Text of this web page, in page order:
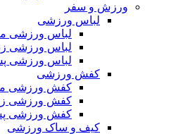
ورزش و سفر
لباس ورزشی
لباس ورزشی
لباس ورزشی
لباس ورزشی
کفش ورزشی
کفش ورزشی
کفش ورزشی
کفش ورزشی
کیف و ساک ورزشی